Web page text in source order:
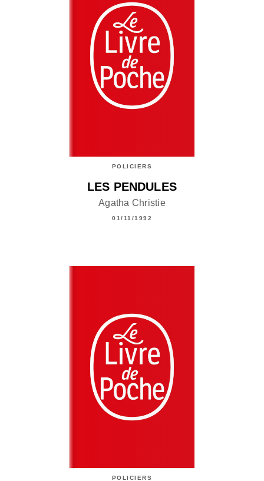
POLICIERS
LES PENDULES
Agatha Christie
01/11/1992
POLICIERS